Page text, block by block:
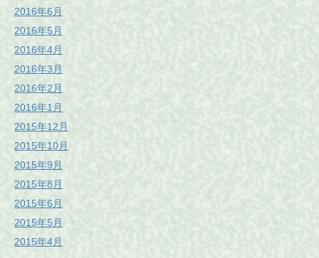
2016年6月
2016年5月
2016年4月
2016年3月
2016年2月
2016年1月
2015年12月
2015年10月
2015年9月
2015年8月
2015年6月
2015年5月
2015年4月